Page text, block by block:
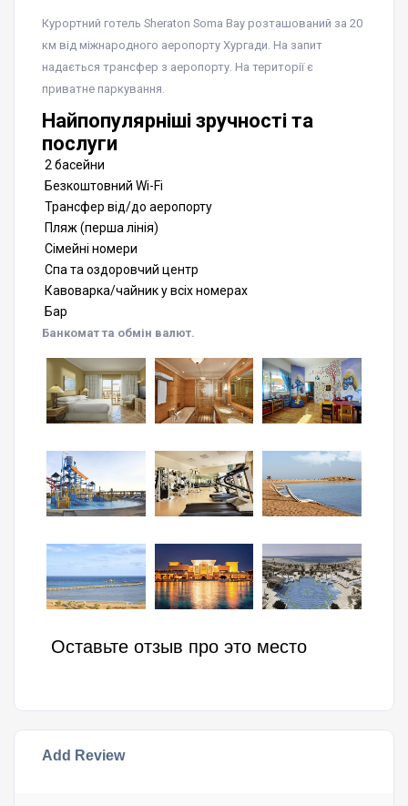
Курортний готель Sheraton Soma Bay розташований за 20
км від міжнародного аеропорту Хургади. На запит
надається трансфер з аеропорту. На території є
приватне паркування.
Найпопулярніші зручності та
послуги
2 басейни
Безкоштовний Wi-Fi
Трансфер від/до аеропорту
Пляж (перша лінія)
Сімейні номери
Спа та оздоровчий центр
Кавоварка/чайник у всіх номерах
Бар
Банкомат та обмін валют.
Оставьте отзыв про это место
Add Review